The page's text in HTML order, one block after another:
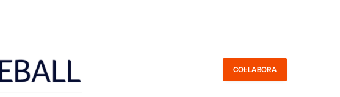
COL·LABORA